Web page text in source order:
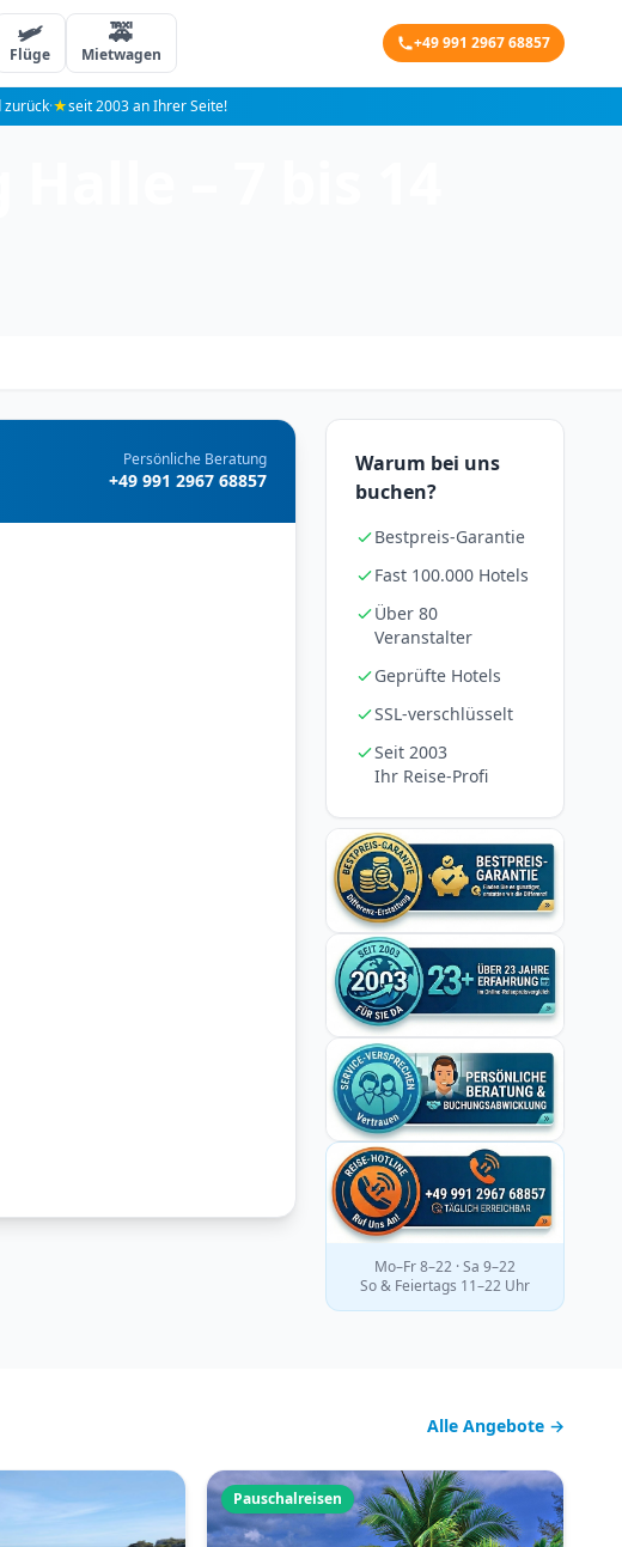
🛩️
Flüge
🚕
Mietwagen
+49 991 2967 68857
zurück·★seit 2003 an Ihrer Seite!
Persönliche Beratung
+49 991 2967 68857
Warum bei uns
buchen?
Bestpreis-Garantie
Fast 100.000 Hotels
Über 80
Veranstalter
Geprüfte Hotels
SSL-verschlüsselt
Seit 2003
Ihr Reise-Profi
Mo–Fr 8–22 · Sa 9–22
So & Feiertags 11–22 Uhr
Alle Angebote →
Pauschalreisen